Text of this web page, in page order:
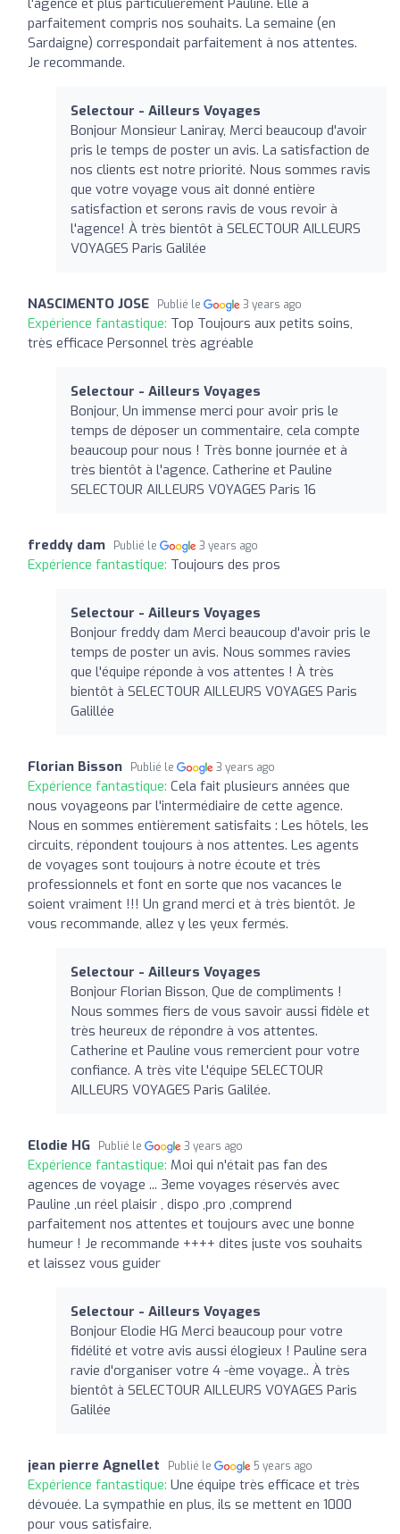
parfaitement compris nos souhaits. La semaine (en
Sardaigne) correspondait parfaitement à nos attentes.
Je recommande.
Selectour - Ailleurs Voyages
Bonjour Monsieur Laniray, Merci beaucoup d'avoir
pris le temps de poster un avis. La satisfaction de
nos clients est notre priorité. Nous sommes ravis
que votre voyage vous ait donné entière
satisfaction et serons ravis de vous revoir à
l'agence! À très bientôt à SELECTOUR AILLEURS
VOYAGES Paris Galilée
NASCIMENTO JOSE Publié le 3 years ago
Expérience fantastique: Top Toujours aux petits soins,
très efficace Personnel très agréable
Selectour - Ailleurs Voyages
Bonjour, Un immense merci pour avoir pris le
temps de déposer un commentaire, cela compte
beaucoup pour nous ! Très bonne journée et à
très bientôt à l'agence. Catherine et Pauline
SELECTOUR AILLEURS VOYAGES Paris 16
freddy dam Publié le 3 years ago
Expérience fantastique: Toujours des pros
Selectour - Ailleurs Voyages
Bonjour freddy dam Merci beaucoup d'avoir pris le
temps de poster un avis. Nous sommes ravies
que l'équipe réponde à vos attentes ! À très
bientôt à SELECTOUR AILLEURS VOYAGES Paris
Galillée
Florian Bisson Publié le 3 years ago
Expérience fantastique: Cela fait plusieurs années que
nous voyageons par l'intermédiaire de cette agence.
Nous en sommes entièrement satisfaits : Les hôtels, les
circuits, répondent toujours à nos attentes. Les agents
de voyages sont toujours à notre écoute et très
professionnels et font en sorte que nos vacances le
soient vraiment !!! Un grand merci et à très bientôt. Je
vous recommande, allez y les yeux fermés.
Selectour - Ailleurs Voyages
Bonjour Florian Bisson, Que de compliments !
Nous sommes fiers de vous savoir aussi fidèle et
très heureux de répondre à vos attentes.
Catherine et Pauline vous remercient pour votre
confiance. A très vite L'équipe SELECTOUR
AILLEURS VOYAGES Paris Galilée.
Elodie HG Publié le 3 years ago
Expérience fantastique: Moi qui n'était pas fan des
agences de voyage ... 3eme voyages réservés avec
Pauline ,un réel plaisir , dispo ,pro ,comprend
parfaitement nos attentes et toujours avec une bonne
humeur ! Je recommande ++++ dites juste vos souhaits
et laissez vous guider
Selectour - Ailleurs Voyages
Bonjour Elodie HG Merci beaucoup pour votre
fidélité et votre avis aussi élogieux ! Pauline sera
ravie d'organiser votre 4 -ème voyage.. À très
bientôt à SELECTOUR AILLEURS VOYAGES Paris
Galilée
jean pierre Agnellet Publié le 5 years ago
Expérience fantastique: Une équipe très efficace et très
dévouée. La sympathie en plus, ils se mettent en 1000
pour vous satisfaire.